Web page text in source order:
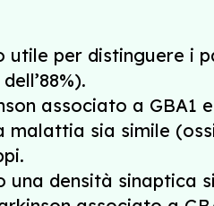
per distinguere i
associato a
sia simile
una densità